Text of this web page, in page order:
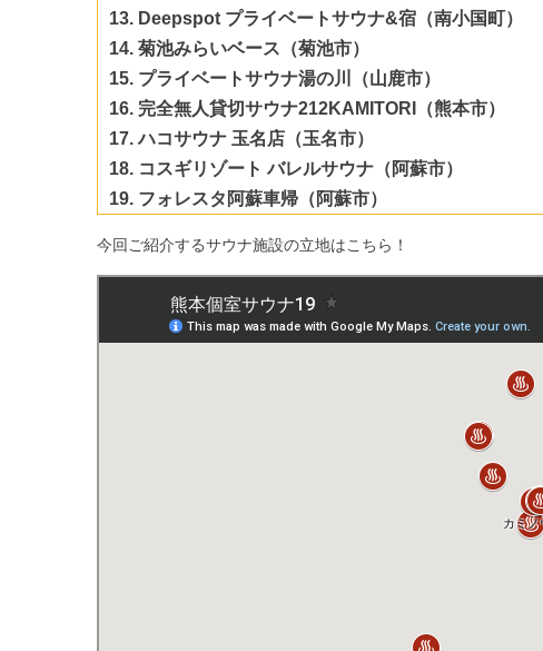
Deepspot プライベートサウナ&宿（南小国町）
菊池みらいベース（菊池市）
プライベートサウナ湯の川（山鹿市）
完全無人貸切サウナ212KAMITORI（熊本市）
ハコサウナ 玉名店（玉名市）
コスギリゾート バレルサウナ（阿蘇市）
フォレスタ阿蘇車帰（阿蘇市）
今回ご紹介するサウナ施設の立地はこちら！